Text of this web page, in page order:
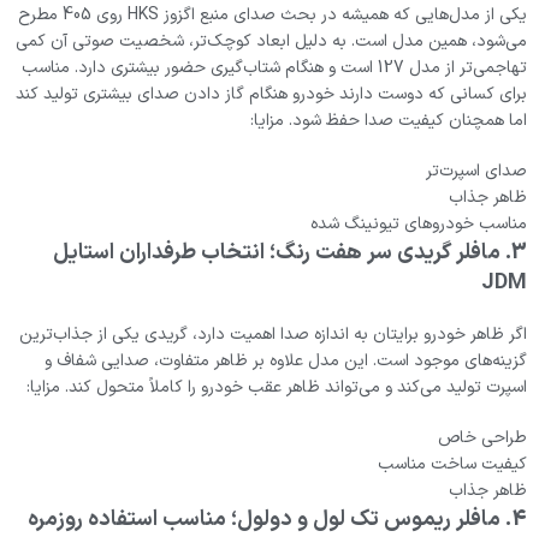
یکی از مدل‌هایی که همیشه در بحث صدای منبع اگزوز HKS روی 405 مطرح
می‌شود، همین مدل است. به دلیل ابعاد کوچک‌تر، شخصیت صوتی آن کمی
تهاجمی‌تر از مدل 127 است و هنگام شتاب‌گیری حضور بیشتری دارد. مناسب
برای کسانی که دوست دارند خودرو هنگام گاز دادن صدای بیشتری تولید کند
اما همچنان کیفیت صدا حفظ شود. مزایا:
صدای اسپرت‌تر
ظاهر جذاب
مناسب خودروهای تیونینگ شده
3. مافلر گریدی سر هفت رنگ؛ انتخاب طرفداران استایل
JDM
اگر ظاهر خودرو برایتان به اندازه صدا اهمیت دارد، گریدی یکی از جذاب‌ترین
گزینه‌های موجود است. این مدل علاوه بر ظاهر متفاوت، صدایی شفاف و
اسپرت تولید می‌کند و می‌تواند ظاهر عقب خودرو را کاملاً متحول کند. مزایا:
طراحی خاص
کیفیت ساخت مناسب
ظاهر جذاب
4. مافلر ریموس تک لول و دولول؛ مناسب استفاده روزمره